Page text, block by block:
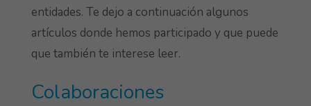
entidades. Te dejo a continuación algunos
artículos donde hemos participado y que puede
que también te interese leer.
Colaboraciones